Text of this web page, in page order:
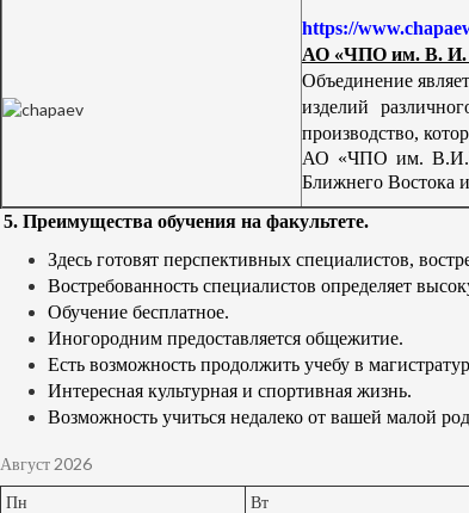
https://
АО «ЧПО им. В. И.
Объединение
изделий
производство,
АО «ЧПО им.
Ближнего Востока
5. Преимущества обучения на факультете.
Здесь готовят перспективных специалистов,
Востребованность специалистов определяет
Обучение бесплатное.
Иногородним предоставляется общежитие.
Есть возможность продолжить учебу в
Интересная культурная и спортивная жизнь.
Возможность учиться недалеко от вашей малой
Август 2026
Пн
Вт